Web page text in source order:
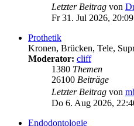
Letzter Beitrag von
Fr 31. Jul 2026, 20:09
Prothetik
Kronen, Brücken, Tele,
Moderator: cliff
1380 Themen
26100 Beiträge
Letzter Beitrag von
Do 6. Aug 2026,
Endodontologie